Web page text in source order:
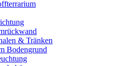
& Tränken
Bodengrund